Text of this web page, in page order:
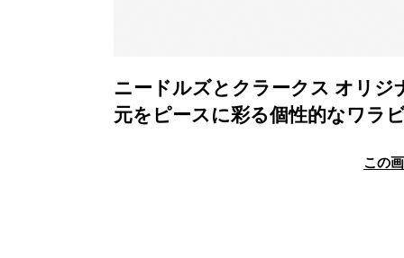
ニードルズとクラークス オリ
元をピースに彩る個性的なワラ
この